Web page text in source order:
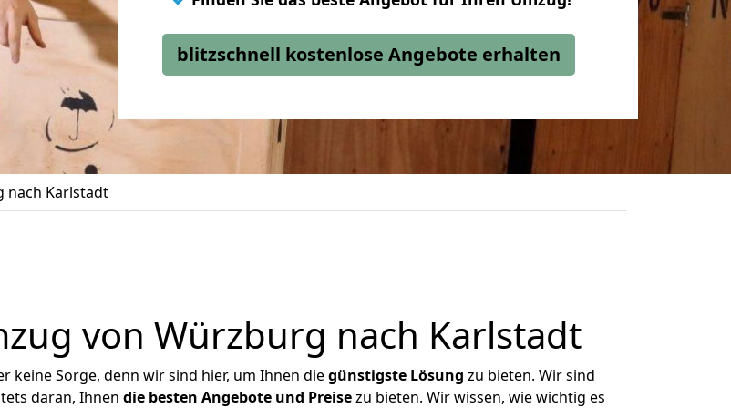
blitzschnell kostenlose Angebote erhalten
nach Karlstadt
von Würzburg nach Karlstadt
keine Sorge, denn wir sind hier, um Ihnen diegünstigste Lösung zu bieten. Wir sind
daran, Ihnen die besten Angebote und Preisezu bieten. Wir wissen, wie wichtig es